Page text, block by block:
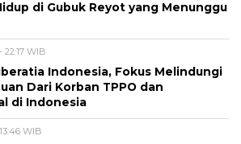
di Gubuk Reyot yang Menunggu
22:17 WIB
Indonesia, Fokus Melindungi
Dari Korban TPPO dan
di Indonesia
WIB